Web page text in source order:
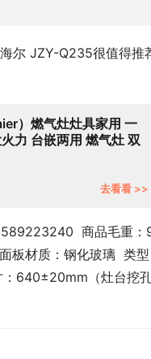
尔 JZY-Q235很值得推
）燃气灶灶具家用 一
力 台嵌两用 燃气灶 双
去看看 >>
商品毛重
材质：钢化玻璃  类
640±20mm（灶台挖